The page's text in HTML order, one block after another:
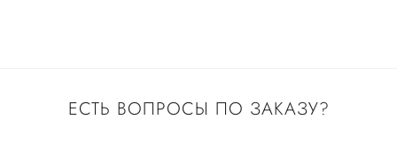
ЕСТЬ ВОПРОСЫ ПО ЗАКАЗУ?